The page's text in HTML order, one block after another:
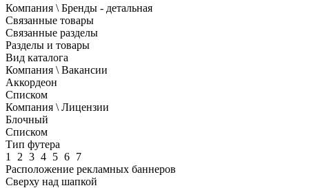
Компания \ Бренды - детальная
Связанные товары
Связанные разделы
Разделы и товары
Вид каталога
Компания \ Вакансии
Аккордеон
Списком
Компания \ Лицензии
Блочный
Списком
Тип футера
1
2 3 4 5 6 7
Расположение рекламных баннеров
Сверху над шапкой